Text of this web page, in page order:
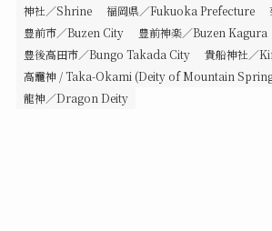
神社／Shrine
福岡県／Fukuoka Prefecture
豊前市／Buzen City
豊前神楽／Buzen Kagura
豊後高田市／Bungo Takada City
貴船神社／
高龗神 / Taka-Okami (Deity of Mountain
龍神／Dragon Deity